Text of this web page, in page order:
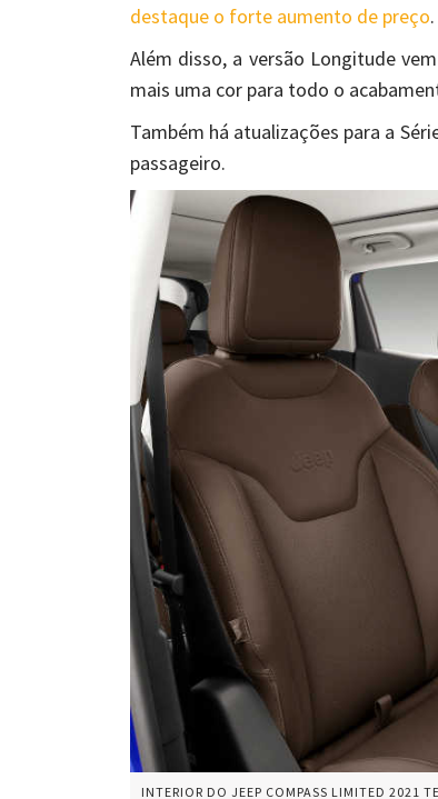
destaque o forte aumento de preço.
Além disso, a versão Longitude
mais uma cor para todo o
Também há atualizações para a
passageiro.
INTERIOR DO JEEP COMPASS LIMITED 2021